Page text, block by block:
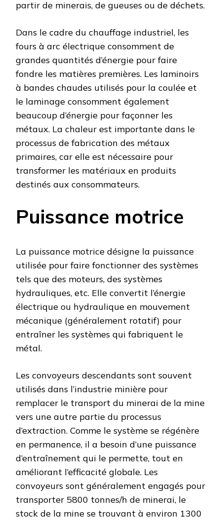
partir de minerais, de gueuses ou de déchets.
Dans le cadre du chauffage industriel, les
fours à arc électrique consomment de
grandes quantités d’énergie pour faire
fondre les matières premières. Les laminoirs
à bandes chaudes utilisés pour la coulée et
le laminage consomment également
beaucoup d’énergie pour façonner les
métaux. La chaleur est importante dans le
processus de fabrication des métaux
primaires, car elle est nécessaire pour
transformer les matériaux en produits
destinés aux consommateurs.
Puissance motrice
La puissance motrice désigne la puissance
utilisée pour faire fonctionner des systèmes
tels que des moteurs, des systèmes
hydrauliques, etc. Elle convertit l’énergie
électrique ou hydraulique en mouvement
mécanique (généralement rotatif) pour
entraîner les systèmes qui fabriquent le
métal.
Les convoyeurs descendants sont souvent
utilisés dans l’industrie minière pour
remplacer le transport du minerai de la mine
vers une autre partie du processus
d’extraction. Comme le système se régénère
en permanence, il a besoin d’une puissance
d’entraînement qui le permette, tout en
améliorant l’efficacité globale. Les
convoyeurs sont généralement engagés pour
transporter 5800 tonnes/h de minerai, le
stock de la mine se trouvant à environ 1300